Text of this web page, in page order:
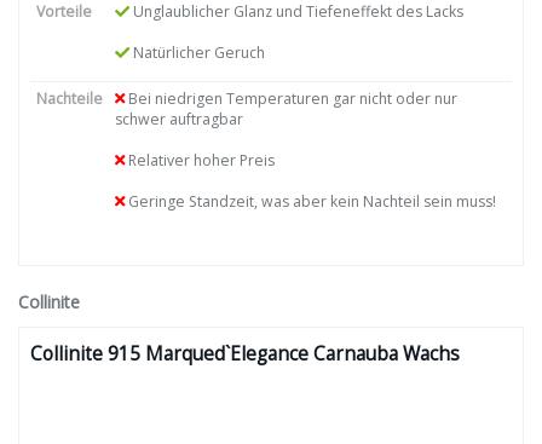
Vorteile
Unglaublicher Glanz und Tiefeneffekt des Lacks
Natürlicher Geruch
Nachteile
Bei niedrigen Temperaturen gar nicht oder nur
schwer auftragbar
Relativer hoher Preis
Geringe Standzeit, was aber kein Nachteil sein muss!
Collinite
Collinite 915 Marqued`Elegance Carnauba Wachs